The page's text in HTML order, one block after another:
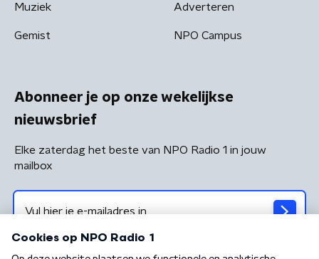
Muziek
Gemist
Adverteren
NPO Campus
Abonneer je op onze wekelijkse
nieuwsbrief
Elke zaterdag het beste van NPO Radio 1 in jouw
mailbox